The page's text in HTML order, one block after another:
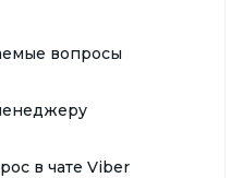
вопросы
в чате Viber